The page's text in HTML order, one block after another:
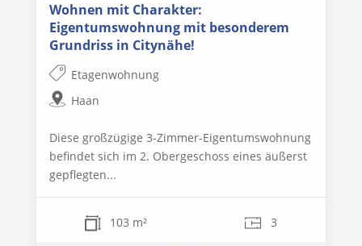
Wohnen mit Charakter:
Eigentumswohnung mit besonderem
Grundriss in Citynähe!
Etagenwohnung
Haan
Diese großzügige 3-Zimmer-Eigentumswohnung
befindet sich im 2. Obergeschoss eines äußerst
gepflegten...
103 m² 3